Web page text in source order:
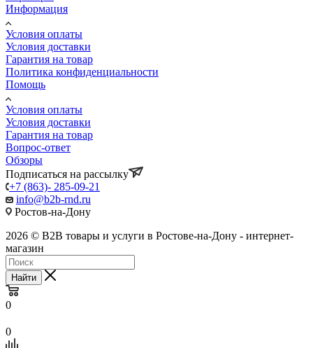
Информация
Условия оплаты
Условия доставки
Гарантия на товар
Политика конфиденциальности
Помощь
Условия оплаты
Условия доставки
Гарантия на товар
Вопрос-ответ
Обзоры
Подписаться на рассылку
+7 (863)- 285-09-21
info@b2b-rnd.ru
Ростов-на-Дону
2026 © B2B товары и услуги в Ростове-на-Дону - интернет-
магазин
Найти
0
0